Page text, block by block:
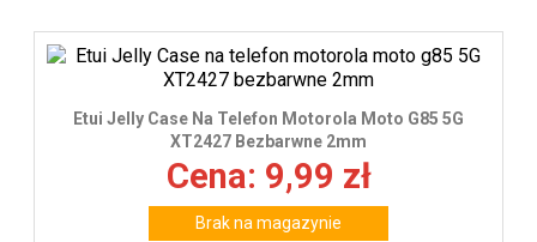
Etui Jelly Case Na Telefon Motorola Moto G85 5G
XT2427 Bezbarwne 2mm
Cena: 9,99 zł
Brak na magazynie